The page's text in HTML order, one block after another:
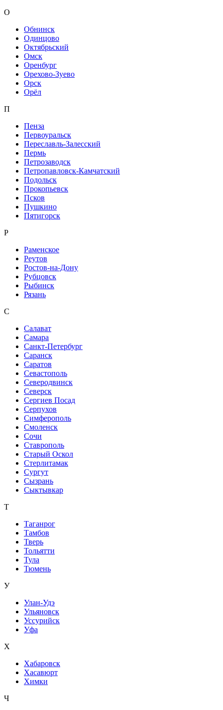
О
Обнинск
Одинцово
Октябрьский
Омск
Оренбург
Орехово-Зуево
Орск
Орёл
П
Пенза
Первоуральск
Переславль-Залесский
Пермь
Петрозаводск
Петропавловск-Камчатский
Подольск
Прокопьевск
Псков
Пушкино
Пятигорск
Р
Раменское
Реутов
Ростов-на-Дону
Рубцовск
Рыбинск
Рязань
С
Салават
Самара
Санкт-Петербург
Саранск
Саратов
Севастополь
Северодвинск
Северск
Сергиев Посад
Серпухов
Симферополь
Смоленск
Сочи
Ставрополь
Старый Оскол
Стерлитамак
Сургут
Сызрань
Сыктывкар
Т
Таганрог
Тамбов
Тверь
Тольятти
Тула
Тюмень
У
Улан-Удэ
Ульяновск
Уссурийск
Уфа
Х
Хабаровск
Хасавюрт
Химки
Ч